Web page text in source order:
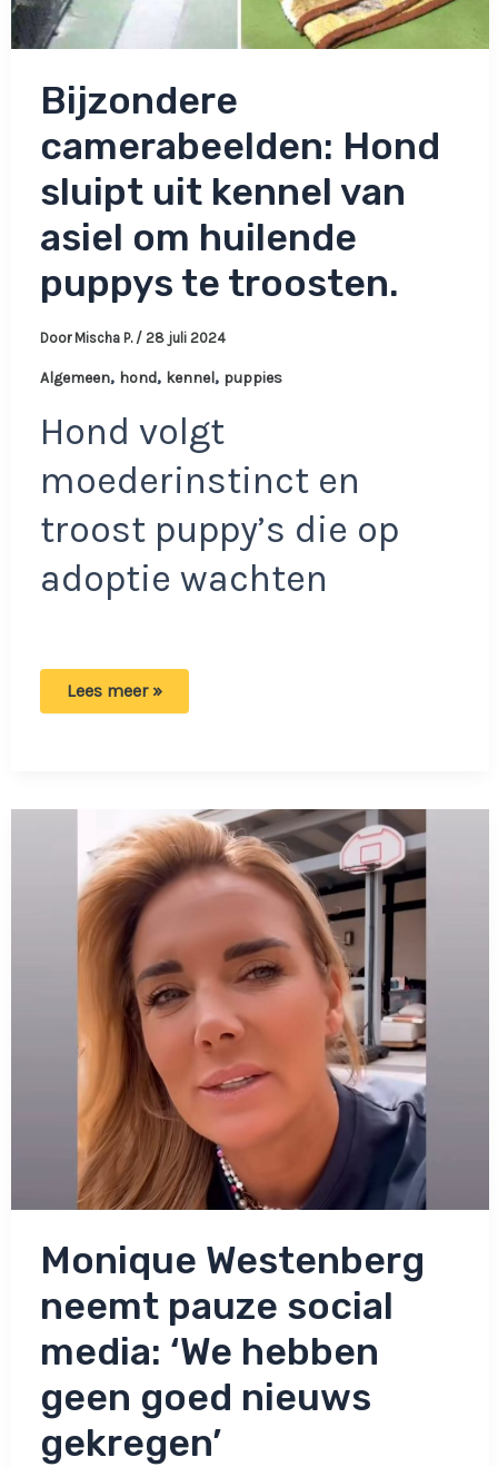
Bijzondere
camerabeelden: Hond
sluipt uit kennel van
asiel om huilende
puppys te troosten.
Door Mischa P. / 28 juli 2024
Algemeen, hond, kennel, puppies
Hond volgt
moederinstinct en
troost puppy’s die op
adoptie wachten
Bijzondere
camerabeelden:
asiel
huilende
puppys
te
troosten.
Lees meer »
Monique Westenberg
neemt pauze social
media: ‘We hebben
geen goed nieuws
gekregen’